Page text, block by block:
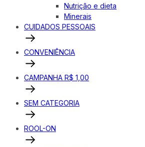
Nutrição e dieta
Minerais
CUIDADOS PESSOAIS
CONVENIÊNCIA
CAMPANHA R$ 1,00
SEM CATEGORIA
ROOL-ON